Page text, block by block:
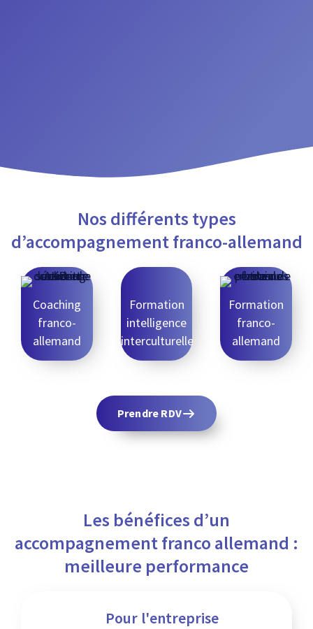
Nos différents types
d’accompagnement franco-allemand
Coaching
franco-
allemand
Formation
intelligence
interculturelle
Formation
franco-
allemand
Prendre RDV
Les bénéfices d’un
accompagnement franco allemand :
meilleure performance
Pour l'entreprise